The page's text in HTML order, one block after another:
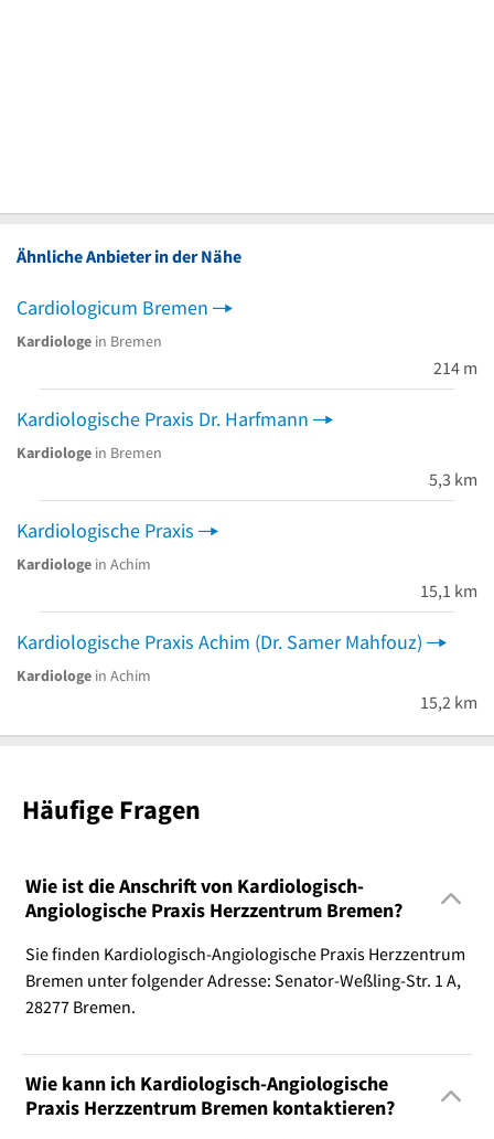
Ähnliche Anbieter in der Nähe
Cardiologicum Bremen
Kardiologe in Bremen
214 m
Kardiologische Praxis Dr. Harfmann
Kardiologe in Bremen
5,3 km
Kardiologische Praxis
Kardiologe in Achim
15,1 km
Kardiologische Praxis Achim (Dr. Samer Mahfouz)
Kardiologe in Achim
15,2 km
Häufige Fragen
Wie ist die Anschrift von Kardiologisch-
Angiologische Praxis Herzzentrum Bremen?
Sie finden Kardiologisch-Angiologische Praxis Herzzentrum
Bremen unter folgender Adresse: Senator-Weßling-Str. 1 A,
28277 Bremen.
Wie kann ich Kardiologisch-Angiologische
Praxis Herzzentrum Bremen kontaktieren?